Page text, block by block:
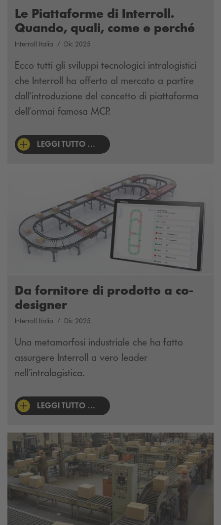
Le Piattaforme di Interroll.
Quando, quali, come e perché
Interroll Italia Dic 2025
Ecco tutti gli sviluppi tecnologici intralogistici
che Interroll ha offerto al mercato a partire
dall’introduzione del concetto di piattaforma
dell’ormai famosa MCP.
LEGGI TUTTO …
Da fornitore di prodotto a co-
designer
Interroll Italia Dic 2025
Una metamorfosi industriale che ha fatto
assurgere Interroll a vero leader
nell’intralogistica.
LEGGI TUTTO …